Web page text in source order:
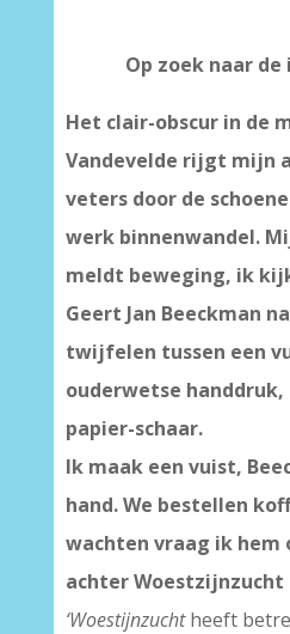
Op zoek naar
Het clair-obscur in de
Vandevelde rijgt mijn
veters door de
werk binnenwandel.
meldt beweging, ik
Geert Jan Beeckman
twijfelen tussen een
ouderwetse handdruk,
papier-schaar.
Ik maak een vuist,
hand. We bestellen
wachten vraag ik hem
achter Woestzijnzucht
‘Woestijnzuchtheeft